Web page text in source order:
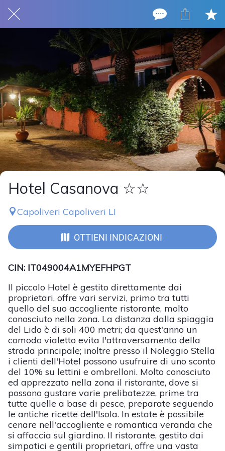
Hotel Casanova ☆☆
Capoliveri Capoliveri LI
OTTIENI INDICAZIONI
CIN: IT049004A1MYEFHPGT
Il piccolo Hotel è gestito direttamente dai
proprietari, offre vari servizi, primo tra tutti
quello del suo accogliente ristorante, molto
conosciuto nella zona. La distanza dalla spiaggia
del Lido è di soli 400 metri; da quest'anno un
comodo vialetto evita l'attraversamento della
strada principale; inoltre presso il Noleggio Stella
i clienti dell'Hotel possono usufruire di uno sconto
del 10% su lettini e ombrelloni. Molto conosciuto
ed apprezzato nella zona il ristorante, dove si
possono gustare varie prelibatezze, prime tra
tutte quelle a base di pesce, preparate seguendo
le antiche ricette dell'Isola. In estate è possibile
cenare nell'accogliente e romantica veranda che
si affaccia sul giardino. Il ristorante, gestito dai
simpatici e gentili proprietari, offre una vasta